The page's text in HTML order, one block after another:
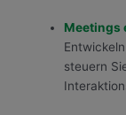
Meetings
steuern